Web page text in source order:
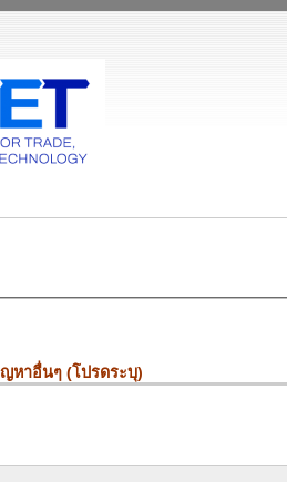
หาอื่นๆ (โปรดระบุ)